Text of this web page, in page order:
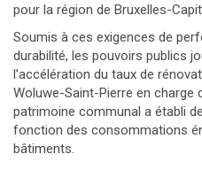
pour la région de Bruxelles-
Soumis à ces exigences de
durabilité, les pouvoirs publics
l’accélération du taux de
Woluwe-Saint-Pierre en charge
patrimoine communal a établi
fonction des consommations
bâtiments.